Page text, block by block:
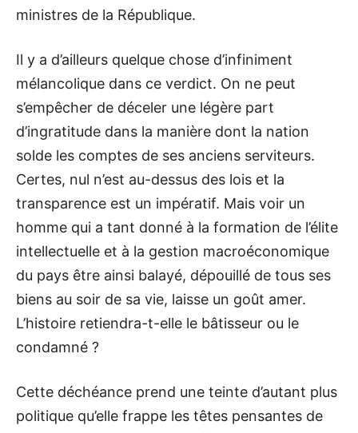
ministres de la République.
Il y a d’ailleurs quelque chose d’infiniment
mélancolique dans ce verdict. On ne peut
s’empêcher de déceler une légère part
d’ingratitude dans la manière dont la nation
solde les comptes de ses anciens serviteurs.
Certes, nul n’est au-dessus des lois et la
transparence est un impératif. Mais voir un
homme qui a tant donné à la formation de l’élite
intellectuelle et à la gestion macroéconomique
du pays être ainsi balayé, dépouillé de tous ses
biens au soir de sa vie, laisse un goût amer.
L’histoire retiendra-t-elle le bâtisseur ou le
condamné ?
Cette déchéance prend une teinte d’autant plus
politique qu’elle frappe les têtes pensantes de